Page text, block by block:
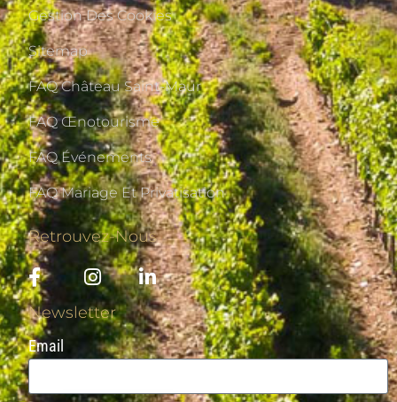
Gestion Des Cookies
Sitemap
FAQ Château Saint-Maur
FAQ Œnotourisme
FAQ Événements
FAQ Mariage Et Privatisation
Retrouvez-Nous
Newsletter
Email